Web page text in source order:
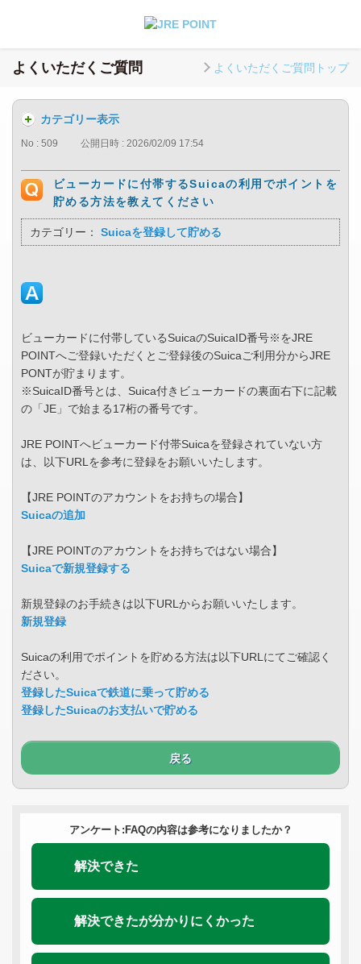
よくいただくご質問 よくいただくご質問トップ
カテゴリー表示
No : 509 公開日時 : 2026/02/09 17:54
ビューカードに付帯するSuicaの利用でポイントを
貯める方法を教えてください
カテゴリー： Suicaを登録して貯める
ビューカードに付帯しているSuicaのSuicaID番号※をJRE
POINTへご登録いただくとご登録後のSuicaご利用分からJRE
PONTが貯まります。
※SuicaID番号とは、Suica付きビューカードの裏面右下に記載
の「JE」で始まる17桁の番号です。
JRE POINTへビューカード付帯Suicaを登録されていない方
は、以下URLを参考に登録をお願いいたします。
【JRE POINTのアカウントをお持ちの場合】
Suicaの追加
【JRE POINTのアカウントをお持ちではない場合】
Suicaで新規登録する
新規登録のお手続きは以下URLからお願いいたします。
新規登録
Suicaの利用でポイントを貯める方法は以下URLにてご確認く
ださい。
登録したSuicaで鉄道に乗って貯める
登録したSuicaのお支払いで貯める
戻る
アンケート:FAQの内容は参考になりましたか？
解決できた
解決できたが分かりにくかった